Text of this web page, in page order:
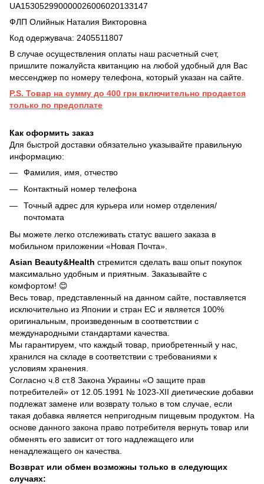
UA153052990000026006020133147
ФЛП Олийнык Наталия Викторовна
Код одержувача: 2405511807
В случае осуществления оплаты наш расчетный счет,
пришлите пожалуйста квитанцию на любой удобный для Вас
мессенджер по номеру телефона, который указан на сайте.
P.S. Товар на сумму до 400 грн включительно продается
только по предоплате
Как оформить заказ
Для быстрой доставки обязательно указывайте правильную
информацию:
Фамилия, имя, отчество
Контактный номер телефона
Точный адрес для курьера или номер отделения/
почтомата
Вы можете легко отслеживать статус вашего заказа в
мобильном приложении «Новая Почта».
Asian Beauty&Health стремится сделать ваш опыт покупок
максимально удобным и приятным. Заказывайте с
комфортом! 😊
Весь товар, представленный на данном сайте, поставляется
исключительно из Японии и стран ЕС и является 100%
оригинальным, произведенным в соответствии с
международными стандартами качества.
Мы гарантируем, что каждый товар, приобретенный у нас,
хранился на складе в соответствии с требованиями к
условиям хранения.
Согласно ч.8 ст.8 Закона Украины «О защите прав
потребителей» от 12.05.1991 № 1023-ХII диетические добавки
подлежат замене или возврату только в том случае, если
такая добавка является непригодным пищевым продуктом. На
основе данного закона право потребителя вернуть товар или
обменять его зависит от того надлежащего или
ненадлежащего он качества.
Возврат или обмен возможны только в следующих
случаях: